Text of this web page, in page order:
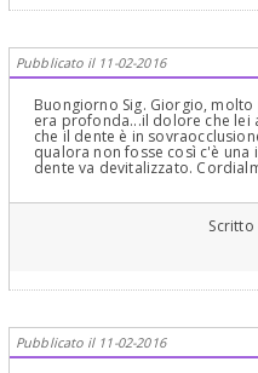
Pubblicato il 11-02-2016
Buongiorno Sig. Giorgio,
era profonda...il dolore che lei
che il dente è in
qualora non fosse così c'è
dente va devitalizzato.
Scritto
Pubblicato il 11-02-2016